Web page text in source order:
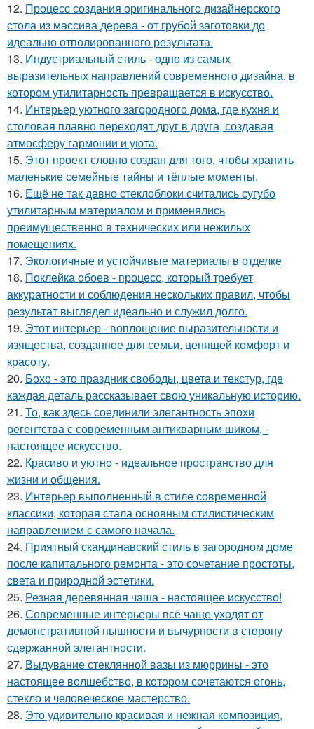
12. Процесс создания оригинального дизайнерского
стола из массива дерева - от грубой заготовки до
идеально отполированного результата.
13. Индустриальный стиль - одно из самых
выразительных направлений современного дизайна, в
котором утилитарность превращается в искусство.
14. Интерьер уютного загородного дома, где кухня и
столовая плавно переходят друг в друга, создавая
атмосферу гармонии и уюта.
15. Этот проект словно создан для того, чтобы хранить
маленькие семейные тайны и тёплые моменты.
16. Ещё не так давно стеклоблоки считались сугубо
утилитарным материалом и применялись
преимущественно в технических или нежилых
помещениях.
17. Экологичные и устойчивые материалы в отделке
18. Поклейка обоев - процесс, который требует
аккуратности и соблюдения нескольких правил, чтобы
результат выглядел идеально и служил долго.
19. Этот интерьер - воплощение выразительности и
изящества, созданное для семьи, ценящей комфорт и
красоту.
20. Бохо - это праздник свободы, цвета и текстур, где
каждая деталь рассказывает свою уникальную историю.
21. То, как здесь соединили элегантность эпохи
регентства с современным антикварным шиком, -
настоящее искусство.
22. Красиво и уютно - идеальное пространство для
жизни и общения.
23. Интерьер выполненный в стиле современной
классики, которая стала основным стилистическим
направлением с самого начала.
24. Приятный скандинавский стиль в загородном доме
после капитального ремонта - это сочетание простоты,
света и природной эстетики.
25. Резная деревянная чаша - настоящее искусство!
26. Современные интерьеры всё чаще уходят от
демонстративной пышности и вычурности в сторону
сдержанной элегантности.
27. Выдувание стеклянной вазы из мюррины - это
настоящее волшебство, в котором сочетаются огонь,
стекло и человеческое мастерство.
28. Это удивительно красивая и нежная композиция,